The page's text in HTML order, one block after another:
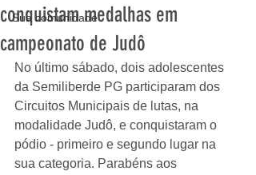
Sua comunidade
conquistam medalhas em
campeonato de Judô
No último sábado, dois adolescentes
da Semiliberde PG participaram dos
Circuitos Municipais de lutas, na
modalidade Judô, e conquistaram o
pódio - primeiro e segundo lugar na
sua categoria. Parabéns aos